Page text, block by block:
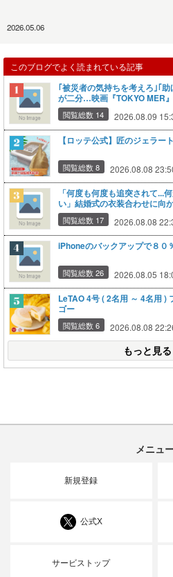
2026.05.06
このブログでよく読まれている記事
｢被災者の気持ちを考えろ｣｢
が二分…映画『TOKYO MER
リスク（5ページ目）｜
閲覧総数 14 2026.08.09
【ロッテ公式】匠のジェラー
閲覧総数 8 2026.08.08
「何度も何度も追突されて...
い」結婚式の衣装合わせに向
の恐怖」東名高速で続いた約
閲覧総数 17 2026.08.08
iPhoneのバックアップで８０
閲覧総数 26 2026.08.05
LeTAO 4号 ( 2名用 ～ 4名用 ) フルーツケーキ 求肥 雪マン
ゴー
閲覧総数 6 2026.08.08
もっと見る
メニュ
新規登録
公式X
サービストップ